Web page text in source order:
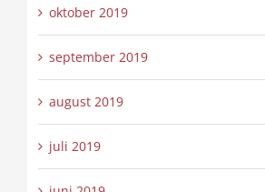
oktober 2019
september 2019
august 2019
juli 2019